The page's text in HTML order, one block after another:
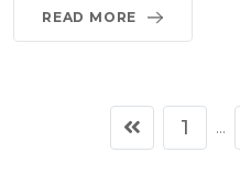
READ MORE
1 ...